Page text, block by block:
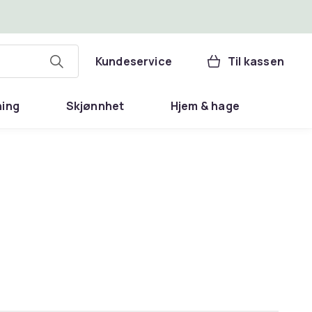
Kundeservice Til kassen
Skjønnhet Hjem & hage